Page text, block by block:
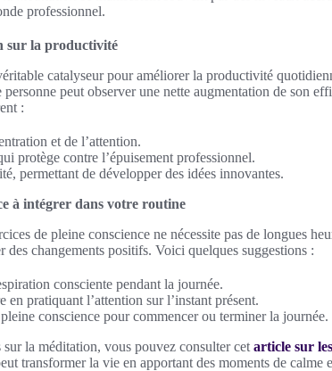
professionnel.
sur la productivité
catalyseur pour améliorer la productivité
peut observer une nette augmentation de son
:
et de l’attention.
protège contre l’épuisement professionnel.
permettant de développer des idées innovantes.
à intégrer dans votre routine
de pleine conscience ne nécessite pas de longues
des changements positifs. Voici quelques suggestions :
consciente pendant la journée.
en pratiquant l’attention sur l’instant présent.
conscience pour commencer ou terminer la journée.
la méditation, vous pouvez consulter cet article sur
transformer la vie en apportant des moments de calme